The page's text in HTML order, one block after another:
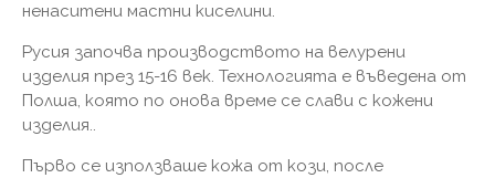
ненаситени мастни киселини.
Русия започва производството на велурени
изделия през 15-16 век. Технологията е въведена от
Полша, която по онова време се слави с кожени
изделия..
Първо се използваше кожа от кози, после